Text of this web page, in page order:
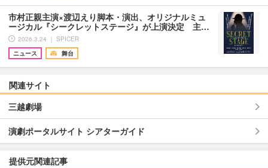
市村正親主演×渡辺えり脚本・演出、オリジナルミュ
ージカル『シークレットステージ』が上演決定 主…
2026.3.24 ｜ SPICER
ニュース
舞台
関連サイト
三越劇場
演劇ポータルサイト シアターガイド
提供元関連記事